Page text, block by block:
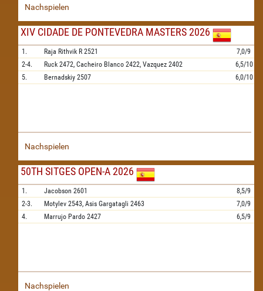
Nachspielen
XIV CIDADE DE PONTEVEDRA MASTERS 2026
1. Raja Rithvik R 2521
7,0/9
2-4.
Ruck 2472, Cacheiro Blanco 2422, Vazquez 2402
6,5/10
5.
Bernadskiy 2507 6,0/10
Nachspielen
50TH SITGES OPEN-A 2026
1. Jacobson 2601
8,5/9
2-3.
Motylev 2543, Asis Gargatagli 2463
7,0/9
4.
Marrujo Pardo 2427 6,5/9
Nachspielen